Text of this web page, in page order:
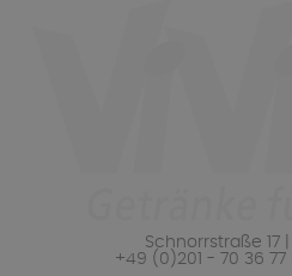
Schnorrstraße 17 |
+49 (0)201 - 70 36